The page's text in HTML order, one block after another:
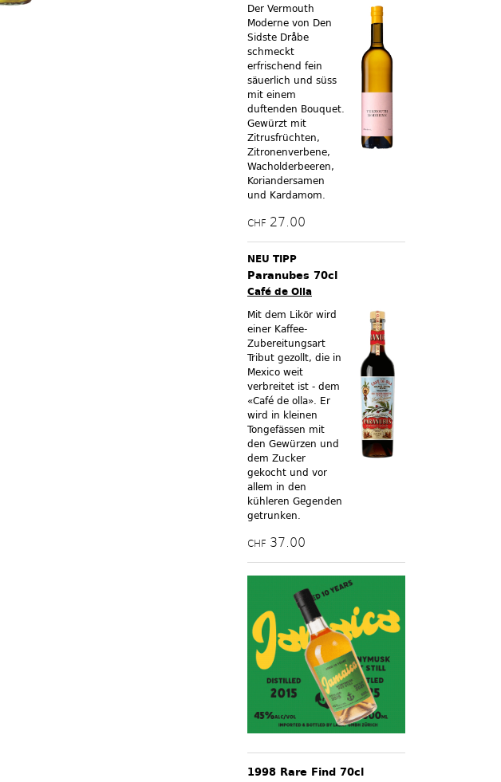
Der Vermouth
Moderne von Den
Sidste Dråbe
schmeckt
erfrischend fein
säuerlich und süss
mit einem
duftenden Bouquet.
Gewürzt mit
Zitrusfrüchten,
Zitronenverbene,
Wacholderbeeren,
Koriandersamen
und Kardamom.
CHF 27.00
NEU TIPP
Paranubes 70cl
Café de Olla
Mit dem Likör wird
einer Kaffee-
Zubereitungsart
Tribut gezollt, die in
Mexico weit
verbreitet ist - dem
«Café de olla». Er
wird in kleinen
Tongefässen mit
den Gewürzen und
dem Zucker
gekocht und vor
allem in den
kühleren Gegenden
getrunken.
CHF 37.00
1998 Rare Find 70cl